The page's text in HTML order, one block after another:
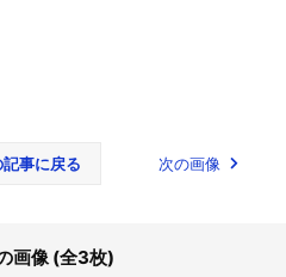
事に戻る 次の画像
画像 (全3枚)